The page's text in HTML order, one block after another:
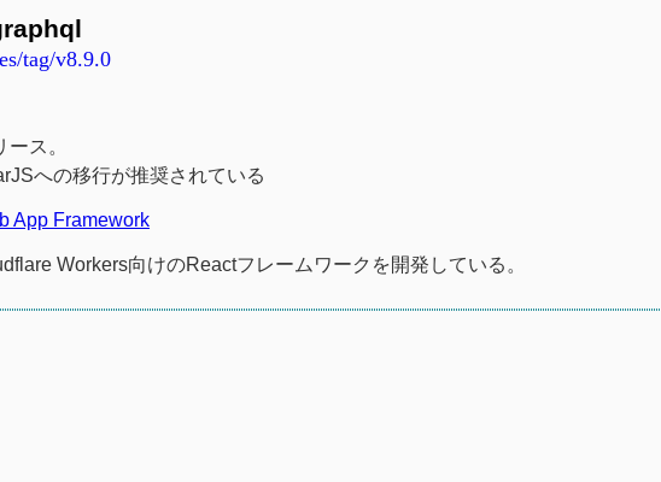
tag/v8.9.0
ス。
への移行が推奨されている
App Framework
Workers向けのReactフレームワークを開発している。